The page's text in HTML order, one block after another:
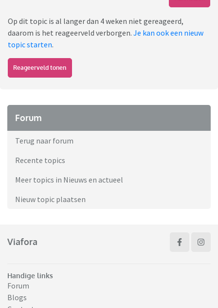
Op dit topic is al langer dan 4 weken niet gereageerd,
daarom is het reageerveld verborgen. Je kan ook een nieuw
topic starten.
Reageerveld tonen
Forum
Terug naar forum
Recente topics
Meer topics in Nieuws en actueel
Nieuw topic plaatsen
Viafora
Handige links
Forum
Blogs